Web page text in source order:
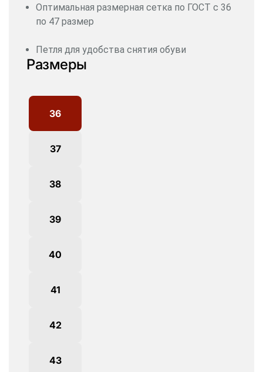
Оптимальная размерная сетка по ГОСТ с 36
по 47 размер
Петля для удобства снятия обуви
Размеры
36
37
38
39
40
41
42
43